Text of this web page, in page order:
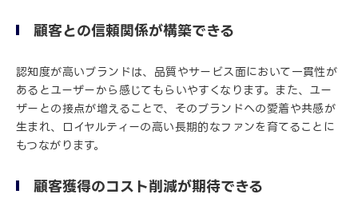
顧客との信頼関係が構築できる
認知度が高いブランドは、品質やサービス面において一貫性が
あるとユーザーから感じてもらいやすくなります。また、ユー
ザーとの接点が増えることで、そのブランドへの愛着や共感が
生まれ、ロイヤルティーの高い長期的なファンを育てることに
もつながります。
顧客獲得のコスト削減が期待できる